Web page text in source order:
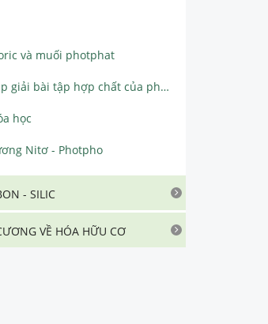
và muối photphat
bài tập hợp chất của photpho
học
Nitơ - Photpho
- SILIC
VỀ HÓA HỮU CƠ